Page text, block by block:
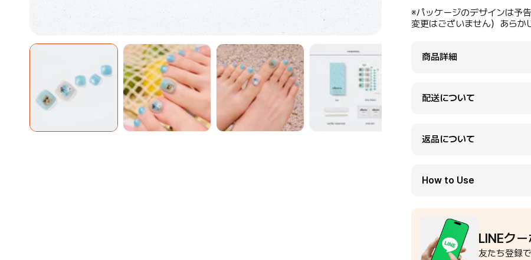
※パッケージのデザインは予
変更はございません）あらか
商品詳細
配送について
返品について
How to Use
LINEク
友たち登録